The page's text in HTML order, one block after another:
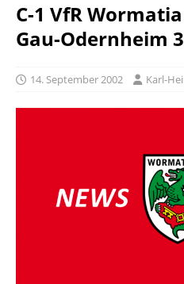
C-1 VfR
Gau-Odernheim
14. September 2002 Karl-